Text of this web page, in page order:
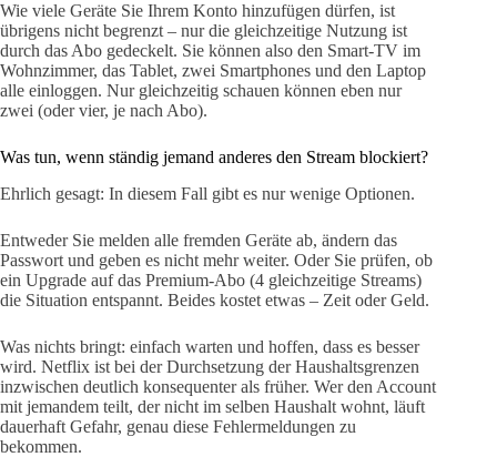
Wie viele Geräte Sie Ihrem Konto hinzufügen dürfen, ist
übrigens nicht begrenzt – nur die gleichzeitige Nutzung ist
durch das Abo gedeckelt. Sie können also den Smart-TV im
Wohnzimmer, das Tablet, zwei Smartphones und den Laptop
alle einloggen. Nur gleichzeitig schauen können eben nur
zwei (oder vier, je nach Abo).
Was tun, wenn ständig jemand anderes den Stream blockiert?
Ehrlich gesagt: In diesem Fall gibt es nur wenige Optionen.
Entweder Sie melden alle fremden Geräte ab, ändern das
Passwort und geben es nicht mehr weiter. Oder Sie prüfen, ob
ein Upgrade auf das Premium-Abo (4 gleichzeitige Streams)
die Situation entspannt. Beides kostet etwas – Zeit oder Geld.
Was nichts bringt: einfach warten und hoffen, dass es besser
wird. Netflix ist bei der Durchsetzung der Haushaltsgrenzen
inzwischen deutlich konsequenter als früher. Wer den Account
mit jemandem teilt, der nicht im selben Haushalt wohnt, läuft
dauerhaft Gefahr, genau diese Fehlermeldungen zu
bekommen.